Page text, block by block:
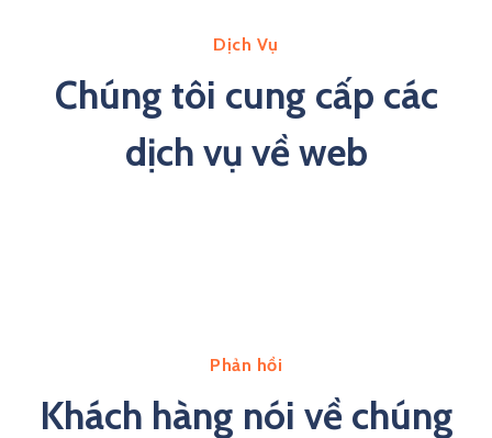
Dịch Vụ
Chúng tôi cung cấp các
dịch vụ về web
Phản hồi
Khách hàng nói về chúng